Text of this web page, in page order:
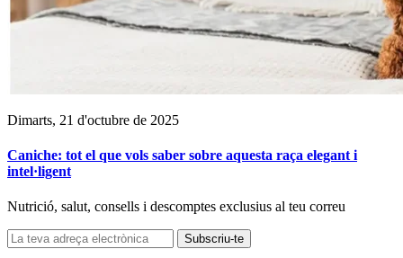
Dimarts, 21 d'octubre de 2025
Caniche: tot el que vols saber sobre aquesta raça elegant i
intel·ligent
Nutrició, salut, consells i descomptes exclusius al teu correu
Subscriu-te